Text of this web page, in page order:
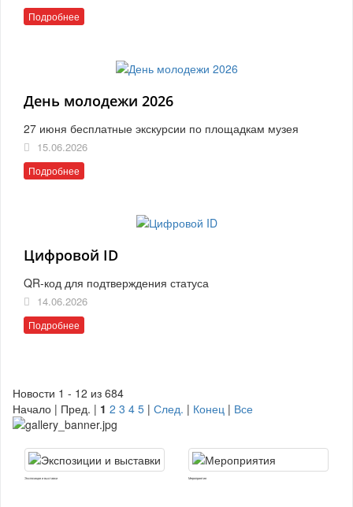
Подробнее
День молодежи 2026
27 июня бесплатные экскурсии по площадкам музея
15.06.2026
Подробнее
Цифровой ID
QR-код для подтверждения статуса
14.06.2026
Подробнее
Новости 1 - 12 из 684
Начало | Пред. | 1 2 3 4 5 | След. | Конец | Все
Экспозиции и выставки Мероприятия